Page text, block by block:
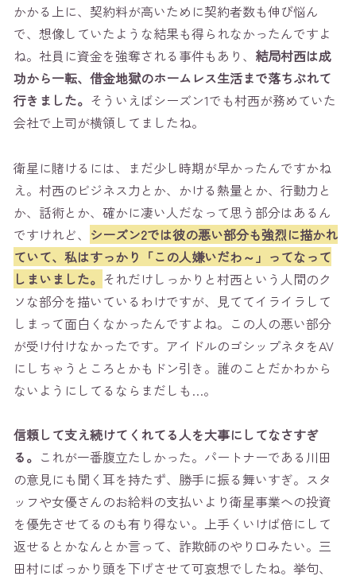
かかる上に、契約料が高いために契約者数も伸び悩ん
で、想像していたような結果も得られなかったんですよ
ね。社員に資金を強奪される事件もあり、 結局村西は成
功から一転、借金地獄のホームレス生活まで落ちぶれて
行きました。 そういえばシーズン1でも村西が務めていた
会社で上司が横領してましたね。
衛星に賭けるには、まだ少し時期が早かったんですかね
え。村西のビジネス力とか、かける熱量とか、行動力と
か、話術とか、確かに凄い人だなって思う部分はあるん
ですけれど、 シーズン2では彼の悪い部分も強烈に描かれ
ていて、私はすっかり「この人嫌いだわ～」ってなって
しまいました。 それだけしっかりと村西という人間のク
ソな部分を描いているわけですが、見ててイライラして
しまって面白くなかったんですよね。この人の悪い部分
が受け付けなかったです。アイドルのゴシップネタをAV
にしちゃうところとかもドン引き。誰のことだかわから
ないようにしてるならまだしも…。
信頼して支え続けてくれてる人を大事にしてなさすぎ
る。 これが一番腹立たしかった。パートナーである川田
の意見にも聞く耳を持たず、勝手に振る舞いすぎ。スタ
ッフや女優さんのお給料の支払いより衛星事業への投資
を優先させてるのも有り得ない。上手くいけば倍にして
返せるとかなんとか言って、詐欺師のやり口みたい。三
田村にばっかり頭を下げさせて可哀想でしたね。挙句、